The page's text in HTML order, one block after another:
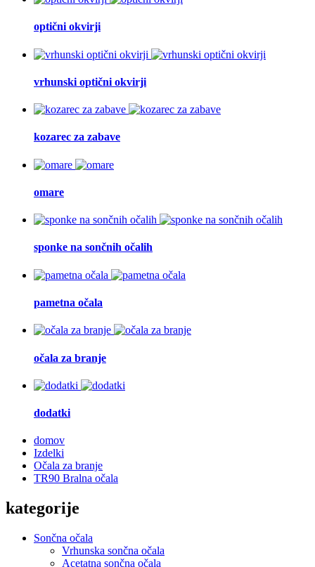
optični okvirji
vrhunski optični okvirji
kozarec za zabave
omare
sponke na sončnih očalih
pametna očala
očala za branje
dodatki
domov
Izdelki
Očala za branje
TR90 Bralna očala
kategorije
Sončna očala
Vrhunska sončna očala
Acetatna sončna očala